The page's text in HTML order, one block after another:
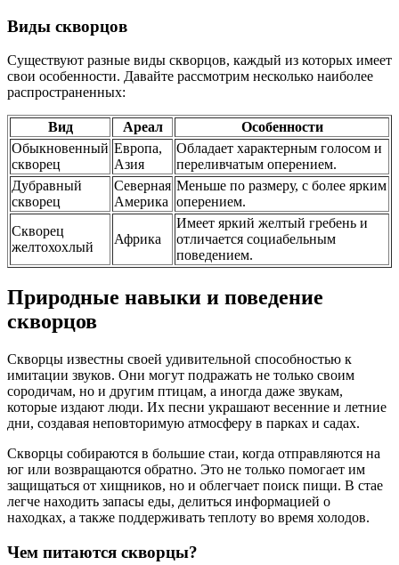
Виды скворцов
Существуют разные виды скворцов, каждый из которых имеет
свои особенности. Давайте рассмотрим несколько наиболее
распространенных:
Вид Ареал
Особенности
Обыкновенный
скворец
Европа,
Азия
Обладает характерным голосом и
переливчатым оперением.
Дубравный
скворец
Северная
Америка
Меньше по размеру, с более ярким
оперением.
Скворец
желтохохлый
Африка
Имеет яркий желтый гребень и
отличается социабельным
поведением.
Природные навыки и поведение
скворцов
Скворцы известны своей удивительной способностью к
имитации звуков. Они могут подражать не только своим
сородичам, но и другим птицам, а иногда даже звукам,
которые издают люди. Их песни украшают весенние и летние
дни, создавая неповторимую атмосферу в парках и садах.
Скворцы собираются в большие стаи, когда отправляются на
юг или возвращаются обратно. Это не только помогает им
защищаться от хищников, но и облегчает поиск пищи. В стае
легче находить запасы еды, делиться информацией о
находках, а также поддерживать теплоту во время холодов.
Чем питаются скворцы?